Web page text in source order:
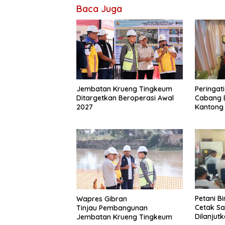
Baca Juga
Jembatan Krueng Tingkeum
Ditargetkan Beroperasi Awal
2027
Cabang
Wapres Gibran
Tinjau Pembangunan
Jembatan Krueng Tingkeum
Petani
Cetak